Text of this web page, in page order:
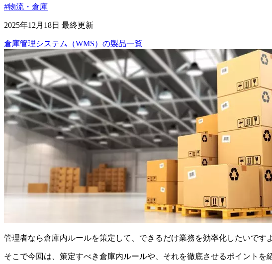
#物流・倉庫
2025年12月18日 最終更新
倉庫管理システム（WMS） の製品一覧
管理者なら倉庫内ルールを策定して、できるだけ業務を効率化したいで
そこで今回は、策定すべき倉庫内ルールや、それを徹底させるポイントを